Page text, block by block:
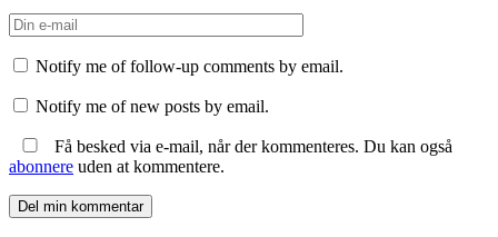
Notify me of follow-up comments by email.
Notify me of new posts by email.
Få besked via e-mail, når der kommenteres. Du kan også
abonnere uden at kommentere.